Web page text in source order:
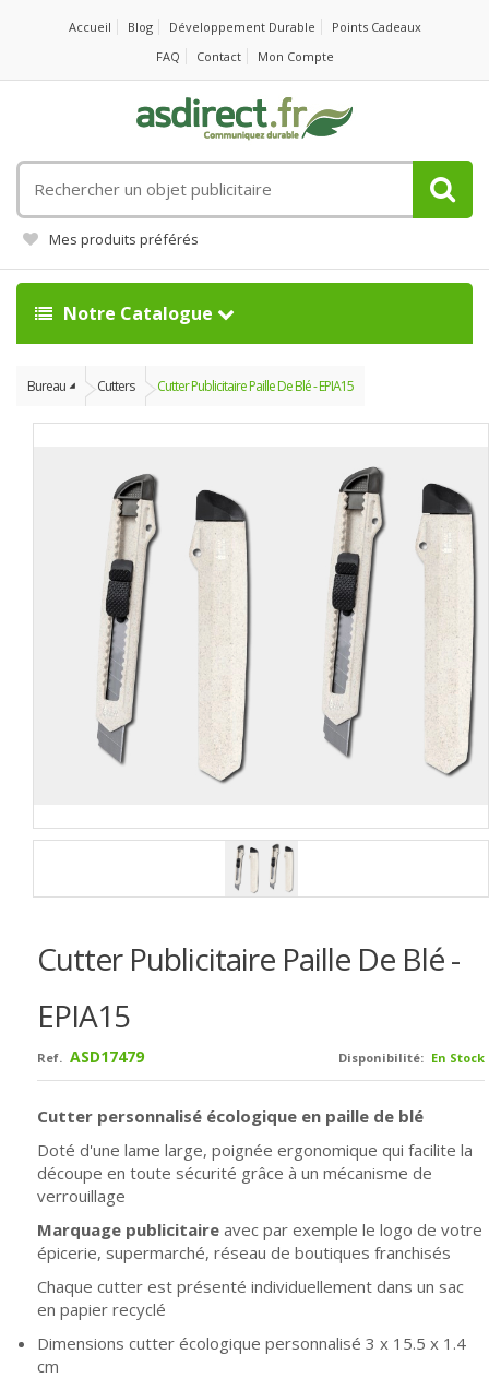
Accueil Blog Développement Durable
Points Cadeaux
FAQ
Contact Mon Compte
un
objet
publicitaire
Mes produits préférés
Notre Catalogue
Bureau Cutters Cutter Publicitaire Paille De Blé - EPIA15
Cutter Publicitaire Paille De Blé -
EPIA15
Disponibilité: En Stock
Ref. ASD17479
Cutter personnalisé écologique en paille de blé
Doté d'une lame large, poignée ergonomique qui facilite la
découpe en toute sécurité grâce à un mécanisme de
verrouillage
Marquage publicitaire avec par exemple le logo de votre
épicerie, supermarché, réseau de boutiques franchisés
Chaque cutter est présenté individuellement dans un sac
en papier recyclé
Dimensions cutter écologique personnalisé 3 x 15.5 x 1.4
cm